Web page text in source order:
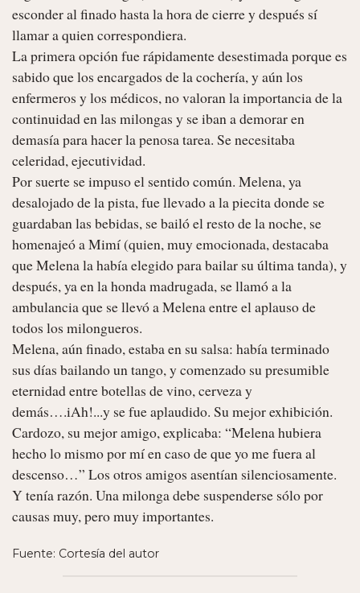
esconder al finado hasta la hora de cierre y después sí
llamar a quien correspondiera.
La primera opción fue rápidamente desestimada porque es
sabido que los encargados de la cochería, y aún los
enfermeros y los médicos, no valoran la importancia de la
continuidad en las milongas y se iban a demorar en
demasía para hacer la penosa tarea. Se necesitaba
celeridad, ejecutividad.
Por suerte se impuso el sentido común. Melena, ya
desalojado de la pista, fue llevado a la piecita donde se
guardaban las bebidas, se bailó el resto de la noche, se
homenajeó a Mimí (quien, muy emocionada, destacaba
que Melena la había elegido para bailar su última tanda), y
después, ya en la honda madrugada, se llamó a la
ambulancia que se llevó a Melena entre el aplauso de
todos los milongueros.
Melena, aún finado, estaba en su salsa: había terminado
sus días bailando un tango, y comenzado su presumible
eternidad entre botellas de vino, cerveza y
demás….iAh!...y se fue aplaudido. Su mejor exhibición.
Cardozo, su mejor amigo, explicaba: “Melena hubiera
hecho lo mismo por mí en caso de que yo me fuera al
descenso…” Los otros amigos asentían silenciosamente.
Y tenía razón. Una milonga debe suspenderse sólo por
causas muy, pero muy importantes.
Fuente: Cortesía del autor